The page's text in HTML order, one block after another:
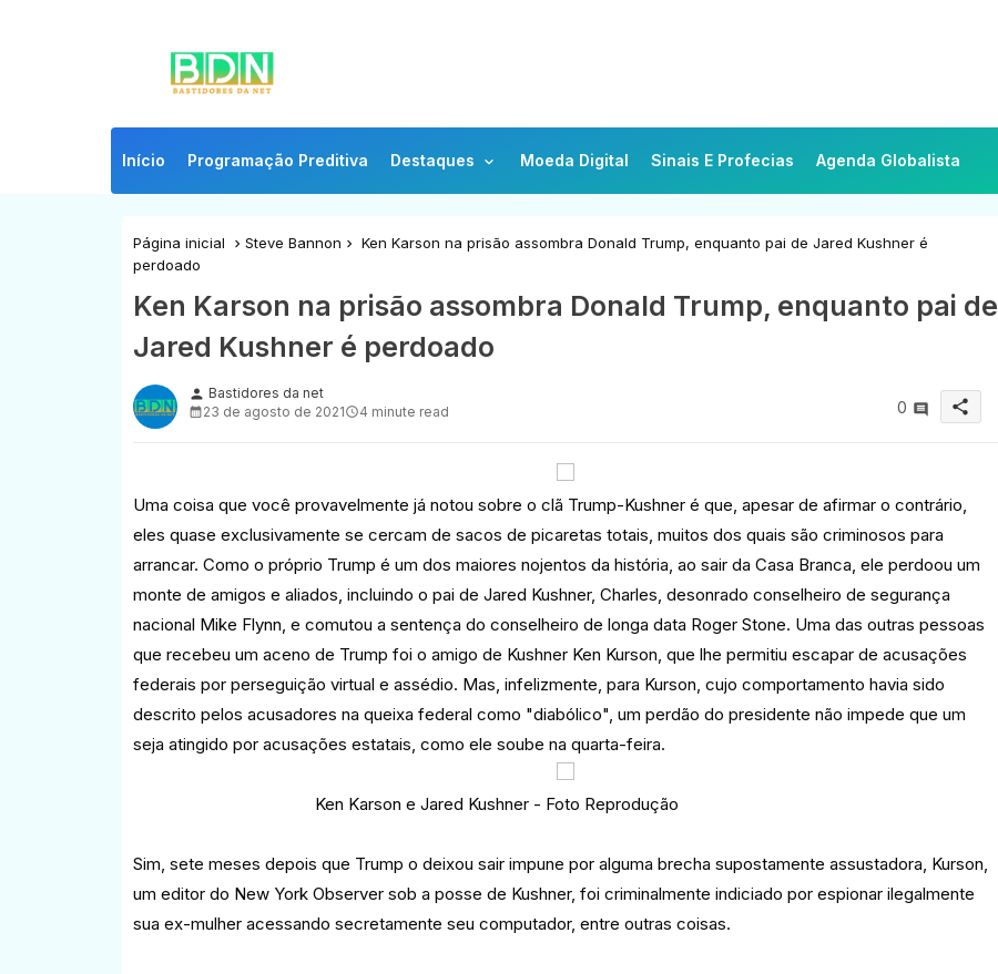
Início Programação Preditiva Destaques Moeda Digital Sinais E Profecias Agenda Globalista
Página inicial Steve Bannon
Ken Karson na prisão assombra Donald Trump, enquanto pai de Jared Kushner é
perdoado
Ken Karson na prisão assombra Donald Trump, enquanto pai de
Jared Kushner é perdoado
person Bastidores da net
23 de agosto de 2021
4 minute read 0 share
Uma coisa que você provavelmente já notou sobre o clã Trump-Kushner é que, apesar de afirmar o contrário,
eles quase exclusivamente se cercam de sacos de picaretas totais, muitos dos quais são criminosos para
arrancar. Como o próprio Trump é um dos maiores nojentos da história, ao sair da Casa Branca, ele perdoou um
monte de amigos e aliados, incluindo o pai de Jared Kushner, Charles, desonrado conselheiro de segurança
nacional Mike Flynn, e comutou a sentença do conselheiro de longa data Roger Stone. Uma das outras pessoas
que recebeu um aceno de Trump foi o amigo de Kushner Ken Kurson, que lhe permitiu escapar de acusações
federais por perseguição virtual e assédio. Mas, infelizmente, para Kurson, cujo comportamento havia sido
descrito pelos acusadores na queixa federal como "diabólico", um perdão do presidente não impede que um
seja atingido por acusações estatais, como ele soube na quarta-feira.
Ken Karson e Jared Kushner - Foto Reprodução
Sim, sete meses depois que Trump o deixou sair impune por alguma brecha supostamente assustadora, Kurson,
um editor do New York Observer sob a posse de Kushner, foi criminalmente indiciado por espionar ilegalmente
sua ex-mulher acessando secretamente seu computador, entre outras coisas.